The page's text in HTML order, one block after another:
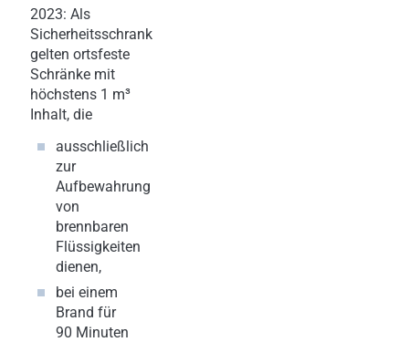
2023: Als
Sicherheitsschrank
gelten ortsfeste
Schränke mit
höchstens 1 m³
Inhalt, die
ausschließlich
zur
Aufbewahrung
von
brennbaren
Flüssigkeiten
dienen,
bei einem
Brand für
90 Minuten